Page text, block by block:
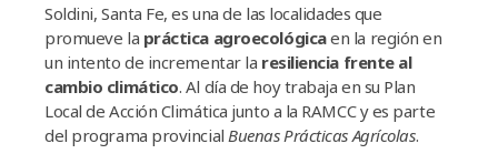
Soldini, Santa Fe, es una de las localidades que
promueve la práctica agroecológicaen la región en
un intento de incrementar la resiliencia frente al
cambio climático. Al dí­a de hoy trabaja en su Plan
Local de Acción Climática junto a la RAMCC y es parte
del programa provincial Buenas Prácticas Agrí­colas.